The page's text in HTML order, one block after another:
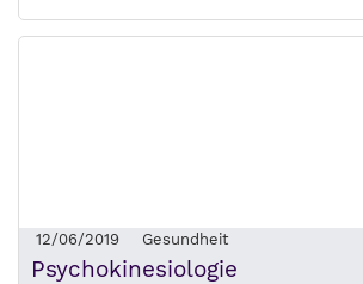
12/06/2019 Gesundheit
Psychokinesiologie